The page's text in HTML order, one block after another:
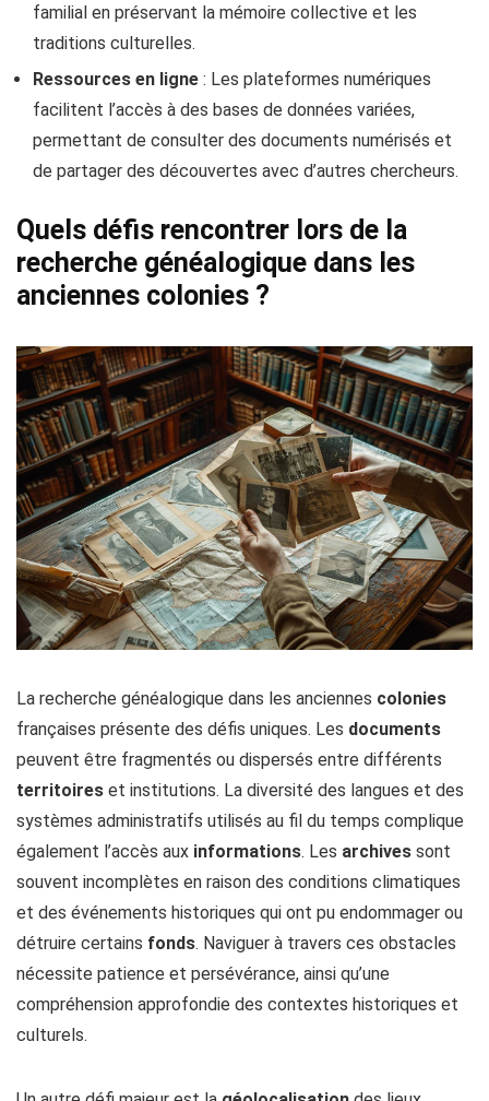
familial en préservant la mémoire collective et les
traditions culturelles.
Ressources en ligne : Les plateformes numériques
facilitent l’accès à des bases de données variées,
permettant de consulter des documents numérisés et
de partager des découvertes avec d’autres chercheurs.
Quels défis rencontrer lors de la
recherche généalogique dans les
anciennes colonies ?
La recherche généalogique dans les anciennes colonies
françaises présente des défis uniques. Les documents
peuvent être fragmentés ou dispersés entre différents
territoires et institutions. La diversité des langues et des
systèmes administratifs utilisés au fil du temps complique
également l’accès aux informations. Les archives sont
souvent incomplètes en raison des conditions climatiques
et des événements historiques qui ont pu endommager ou
détruire certains fonds. Naviguer à travers ces obstacles
nécessite patience et persévérance, ainsi qu’une
compréhension approfondie des contextes historiques et
culturels.